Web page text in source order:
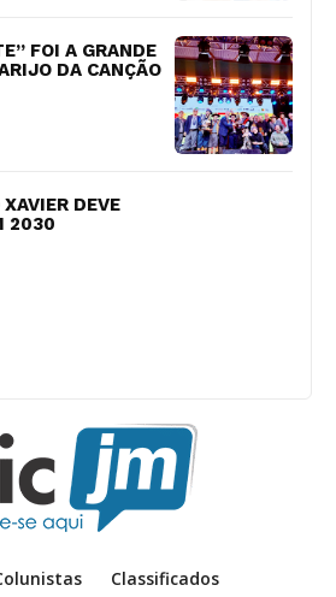
FOI A GRANDE
DA CANÇÃO
DEVE
2030
Classificados